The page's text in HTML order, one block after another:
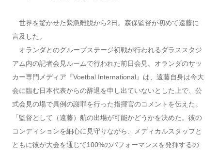
世界を驚かせた緊急離脱から2日。森保監督が初めて遠藤に
言及した。
オランダとのグループステージ初戦が行われるダラススタジ
アム内の記者会見ルームで行われた前日会見。オランダのサッ
カー専門メディア『Voetbal International』は、遠藤自身は今大
会に臨む日本代表からの辞退を申し出ていないとした上で、公
式会見の場で異例の謝罪を行った指揮官のコメントを伝えた。
「監督として（遠藤）航の出場が可能かどうかを決めた。彼の
コンディションを細心に見守りながら、メディカルスタッフと
ともに彼が大会を通じて100%のパフォーマンスを発揮するの